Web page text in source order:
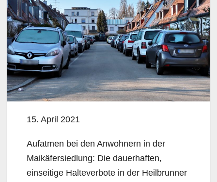
15. April 2021
Aufatmen bei den Anwohnern in der
Maikäfersiedlung: Die dauerhaften,
einseitige Halteverbote in der Heilbrunner